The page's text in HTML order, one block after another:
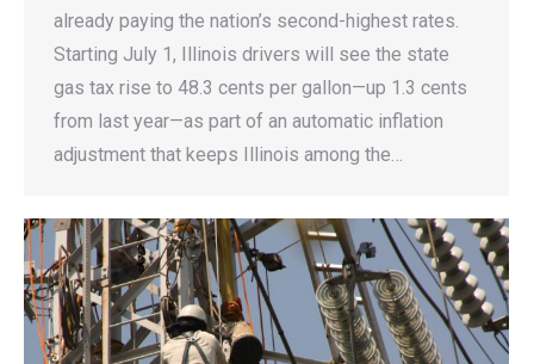
already paying the nation’s second-highest rates.
Starting July 1, Illinois drivers will see the state
gas tax rise to 48.3 cents per gallon—up 1.3 cents
from last year—as part of an automatic inflation
adjustment that keeps Illinois among the…